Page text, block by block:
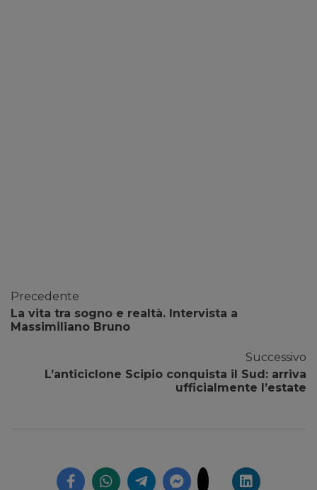
Precedente
La vita tra sogno e realtà. Intervista a
Massimiliano Bruno
Successivo
L’anticiclone Scipio conquista il Sud: arriva
ufficialmente l’estate